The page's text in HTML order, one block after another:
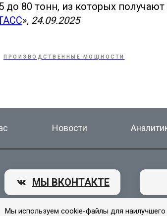
до 80 тонн, из которых
», 24.09.2025
ПРОИЗВОДСТВЕННЫЕ МОЩНОСТИ
МЫ ВКОНТАКТЕ
Новости
Мы используем cookie-файлы для